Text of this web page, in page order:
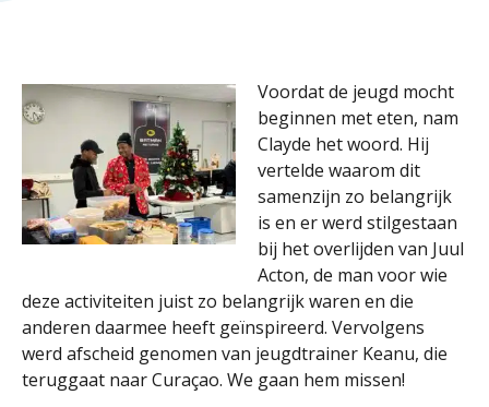
Voordat de jeugd mocht
beginnen met eten, nam
Clayde het woord. Hij
vertelde waarom dit
samenzijn zo belangrijk
is en er werd stilgestaan
bij het overlijden van Juul
Acton, de man voor wie
deze activiteiten juist zo belangrijk waren en die
anderen daarmee heeft geïnspireerd. Vervolgens
werd afscheid genomen van jeugdtrainer Keanu, die
teruggaat naar Curaçao. We gaan hem missen!